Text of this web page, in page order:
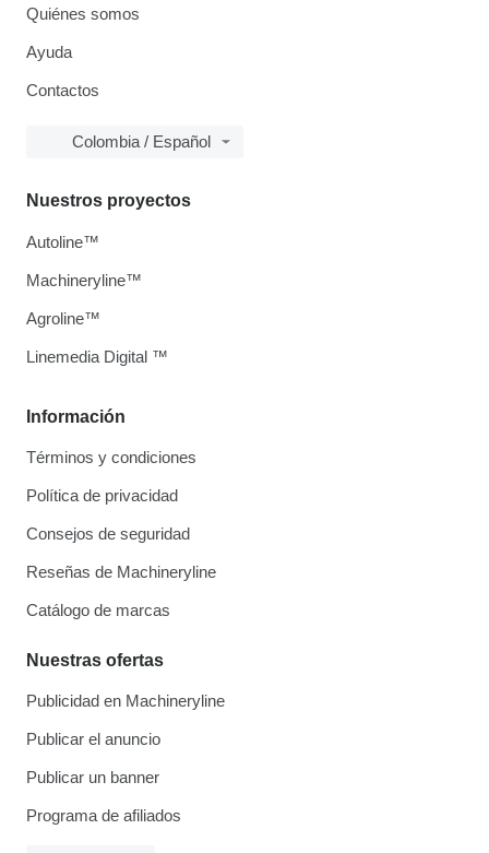
Quiénes somos
Ayuda
Contactos
Colombia / Español
Información
Términos y condiciones
Política de privacidad
Consejos de seguridad
Reseñas de Machineryline
Catálogo de marcas
Nuestras ofertas
Publicidad en Machineryline
Publicar el anuncio
Publicar un banner
Programa de afiliados
Nuestros proyectos
Autoline™
Machineryline™
Agroline™
Linemedia Digital ™